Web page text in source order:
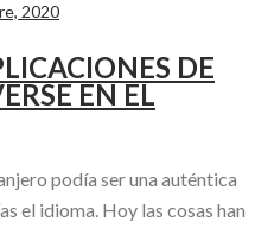
2020
DE
EN EL
podía ser una auténtica
el idioma. Hoy las cosas han